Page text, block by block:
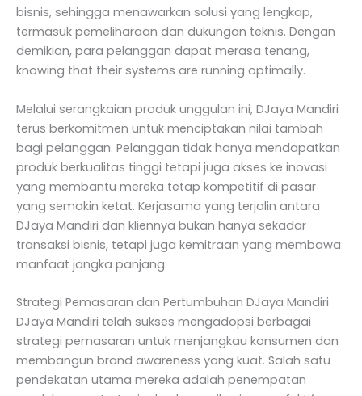
bisnis, sehingga menawarkan solusi yang lengkap,
termasuk pemeliharaan dan dukungan teknis. Dengan
demikian, para pelanggan dapat merasa tenang,
knowing that their systems are running optimally.
Melalui serangkaian produk unggulan ini, DJaya Mandiri
terus berkomitmen untuk menciptakan nilai tambah
bagi pelanggan. Pelanggan tidak hanya mendapatkan
produk berkualitas tinggi tetapi juga akses ke inovasi
yang membantu mereka tetap kompetitif di pasar
yang semakin ketat. Kerjasama yang terjalin antara
DJaya Mandiri dan kliennya bukan hanya sekadar
transaksi bisnis, tetapi juga kemitraan yang membawa
manfaat jangka panjang.
Strategi Pemasaran dan Pertumbuhan DJaya Mandiri
DJaya Mandiri telah sukses mengadopsi berbagai
strategi pemasaran untuk menjangkau konsumen dan
membangun brand awareness yang kuat. Salah satu
pendekatan utama mereka adalah penempatan